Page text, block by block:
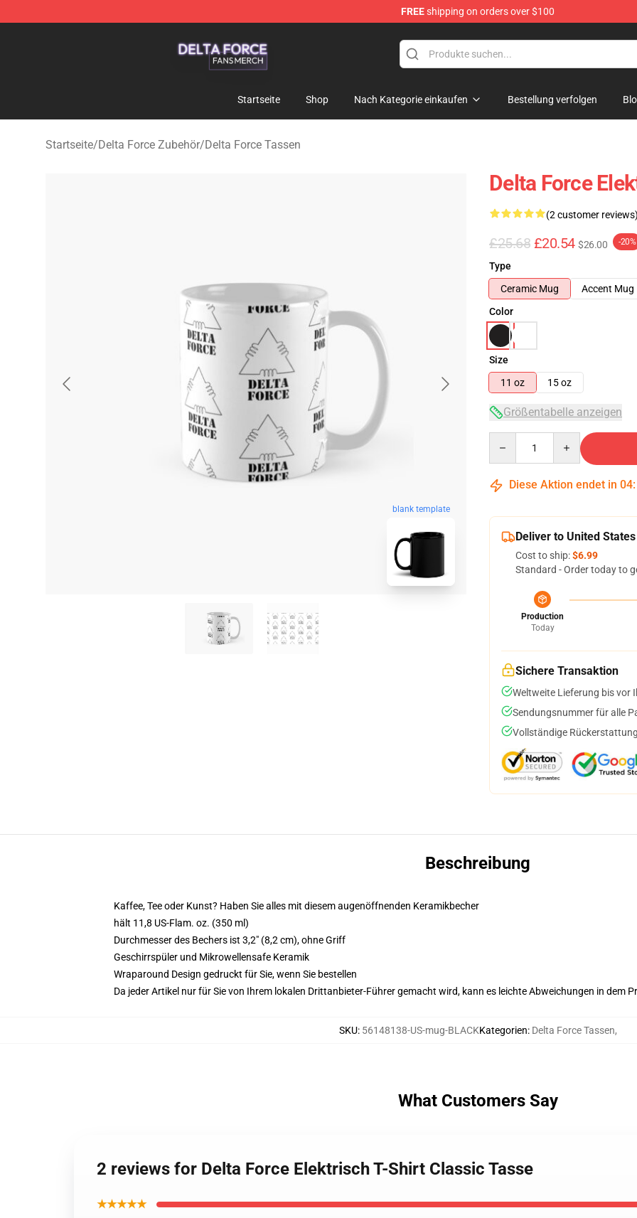
FREEshipping on orders over $100
Startseite Shop Nach Kategorie einkaufen Bestellung verfolgen
Startseite/Delta Force Zubehör/Delta Force Tassen
blank template
Delta Force
(2 customer reviews)
£25.68 £20.54 $26.00 -20%
Type
Ceramic Mug
Accent Mug
Color
Size
11 oz
15 oz
Größentabelle anzeigen
Diese Aktion endet in 04:
Deliver to United States
Cost to ship:$6.99
Standard - Order today to
Production
Today
Sichere Transaktion
Weltweite Lieferung bis vor
Sendungsnummer für alle
Vollständige
Beschreibung
Kaffee, Tee oder Kunst? Haben Sie alles mit diesem augenöffnenden Keramikbecher
hält 11,8 US-Flam. oz. (350 ml)
Durchmesser des Bechers ist 3,2" (8,2 cm), ohne Griff
Geschirrspüler und Mikrowellensafe Keramik
Wraparound Design gedruckt für Sie, wenn Sie bestellen
Da jeder Artikel nur für Sie von Ihrem lokalen Drittanbieter-Führer gemacht wird, kann es leichte Abweichungen in dem
SKU: 56148138-US-mug-BLACKKategorien: Delta Force Tassen,
What Customers Say
2 reviews for Delta Force Elektrisch T-Shirt Classic Tasse
★★★★★